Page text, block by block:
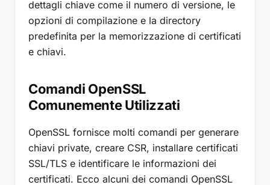
dettagli chiave come il numero di versione, le
opzioni di compilazione e la directory
predefinita per la memorizzazione di certificati
e chiavi.
Comandi OpenSSL
Comunemente Utilizzati
OpenSSL fornisce molti comandi per generare
chiavi private, creare CSR, installare certificati
SSL/TLS e identificare le informazioni dei
certificati. Ecco alcuni dei comandi OpenSSL